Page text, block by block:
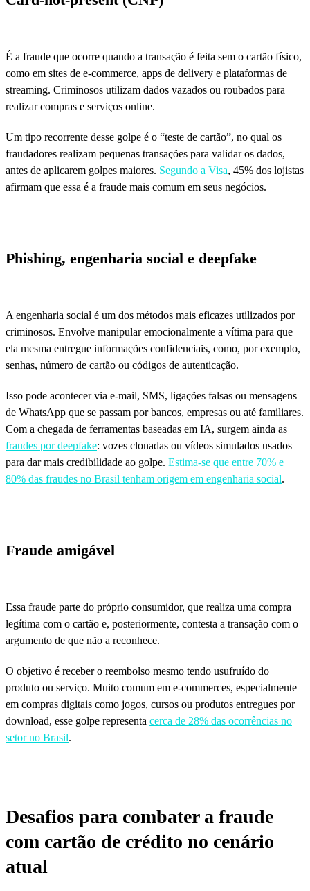
É a fraude que ocorre quando a transação é feita sem o cartão físico,
como em sites de e-commerce, apps de delivery e plataformas de
streaming. Criminosos utilizam dados vazados ou roubados para
realizar compras e serviços online.
Um tipo recorrente desse golpe é o “teste de cartão”, no qual os
fraudadores realizam pequenas transações para validar os dados,
antes de aplicarem golpes maiores. Segundo a Visa, 45% dos lojistas
afirmam que essa é a fraude mais comum em seus negócios.
Phishing, engenharia social e deepfake
A engenharia social é um dos métodos mais eficazes utilizados por
criminosos. Envolve manipular emocionalmente a vítima para que
ela mesma entregue informações confidenciais, como, por exemplo,
senhas, número de cartão ou códigos de autenticação.
Isso pode acontecer via e-mail, SMS, ligações falsas ou mensagens
de WhatsApp que se passam por bancos, empresas ou até familiares.
Com a chegada de ferramentas baseadas em IA, surgem ainda as
fraudes pordeepfake: vozes clonadas ou vídeos simulados usados
para dar mais credibilidade ao golpe. Estima-se que entre 70% e
80% das fraudes no Brasil tenham origem em engenharia social.
Fraude amigável
Essa fraude parte do próprio consumidor, que realiza uma compra
legítima com o cartão e, posteriormente, contesta a transação com o
argumento de que não a reconhece.
O objetivo é receber o reembolso mesmo tendo usufruído do
produto ou serviço. Muito comum em e-commerces, especialmente
em compras digitais como jogos, cursos ou produtos entregues por
download, esse golpe representa cerca de 28% das ocorrências no
setor no Brasil.
Desafios para combater a fraude
com cartão de crédito no cenário
atual